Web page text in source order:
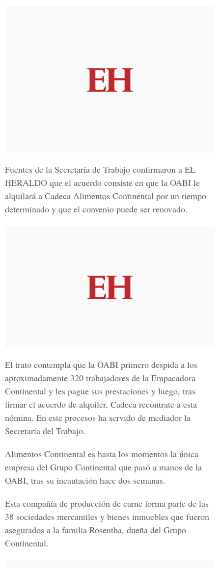
Fuentes de la Secretaría de Trabajo confirmaron a EL
HERALDO que el acuerdo consiste en que la OABI le
alquilará a Cadeca Alimentos Continental por un tiempo
determinado y que el convenio puede ser renovado.
El trato contempla que la OABI primero despida a los
aproximadamente 320 trabajadores de la Empacadora
Continental y les pague sus prestaciones y luego, tras
firmar el acuerdo de alquiler, Cadeca recontrate a esta
nómina. En este procesos ha servido de mediador la
Secretaría del Trabajo.
Alimentos Continental es hasta los momentos la única
empresa del Grupo Continental que pasó a manos de la
OABI, tras su incautación hace dos semanas.
Esta compañía de producción de carne forma parte de las
38 sociedades mercantiles y bienes inmuebles que fueron
asegurados a la familia Rosentha, dueña del Grupo
Continental.